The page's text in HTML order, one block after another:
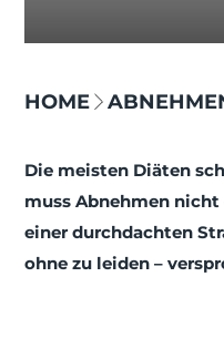
HOME
Die meisten Diäten
muss Abnehmen
einer durchdachten
ohne zu leiden –